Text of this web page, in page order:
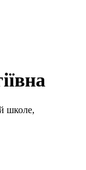
школе,